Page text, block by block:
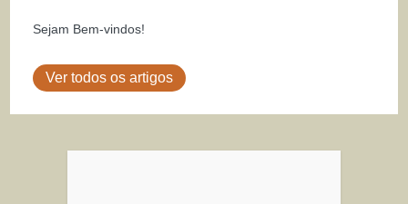
Sejam Bem-vindos!
Ver todos os artigos